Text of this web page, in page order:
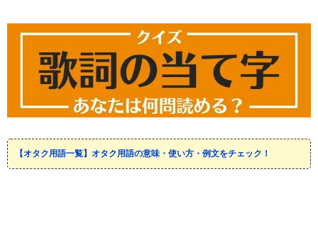
【オタク用語一覧】オタク用語の意味・使い方・例文をチェック！